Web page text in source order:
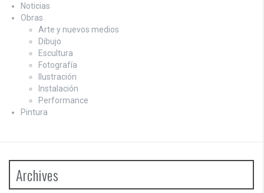
Noticias
Obras
Arte y nuevos medios
Dibujo
Escultura
Fotografía
Ilustración
Instalación
Performance
Pintura
Archives